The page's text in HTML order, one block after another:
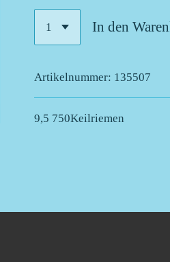
In den
Artikelnummer: 135507
9,5 750Keilriemen